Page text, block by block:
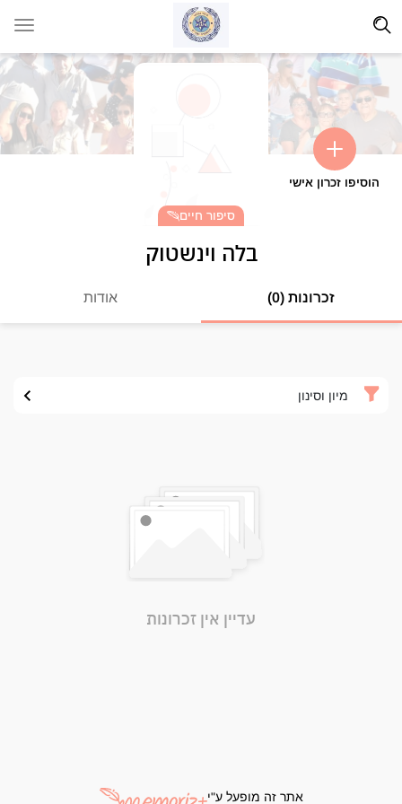
הוסיפו זכרון אישי
סיפור חיים
בלה וינשטוק
זכרונות (0) אודות
מיון וסינון
עדיין אין זכרונות
אתר זה מופעל ע"י